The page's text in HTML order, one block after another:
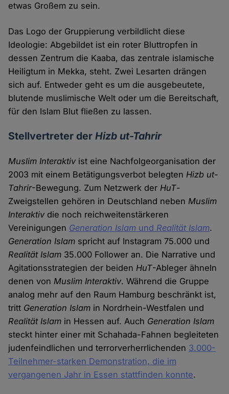
etwas Großem zu sein.
Das Logo der Gruppierung verbildlicht diese
Ideologie: Abgebildet ist ein roter Bluttropfen in
dessen Zentrum die Kaaba, das zentrale islamische
Heiligtum in Mekka, steht. Zwei Lesarten drängen
sich auf. Entweder geht es um die ausgebeutete,
blutende muslimische Welt oder um die Bereitschaft,
für den Islam Blut fließen zu lassen.
Stellvertreter derHizb ut-Tahrir
Muslim Interaktivist eine Nachfolgeorganisation der
2003 mit einem Betätigungsverbot belegtenHizb ut-
Tahrir-Bewegung. Zum Netzwerk derHuT-
Zweigstellen gehören in Deutschland nebenMuslim
Interaktivdie noch reichweitenstärkeren
Vereinigungen Generation Islam und Realität Islam.
Generation Islam spricht auf Instagram 75.000 und
Realität Islam 35.000 Follower an. Die Narrative und
Agitationsstrategien der beidenHuT-Ableger ähneln
denen vonMuslim Interaktiv. Während die Gruppe
analog mehr auf den Raum Hamburg beschränkt ist,
tritt Generation Islam in Nordrhein-Westfalen und
Realität Islam in Hessen auf. Auch Generation Islam
steckt hinter einer mit Schahada-Fahnen begleiteten
judenfeindlichen und terrorverherrlichenden 3.000-
Teilnehmer-starken Demonstration, die im
vergangenen Jahr in Essen stattfinden konnte.